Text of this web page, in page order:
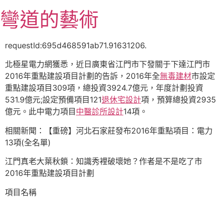
至
主
容
彎道的藝術
requestId:695d468591ab71.91631206.
北極星電力網獲悉，近日廣東省江門市下發關于下達江門市
2016年重點建設項目計劃的告訴，2016年全無毒建材市設定
重點建設項目309項，總投資3924.7億元，年度計劃投資
531.9億元;設定預備項目121退休宅設計項，預算總投資2935
億元。此中電力項目 中醫診所設計14項。
相關新聞：【重磅】河北石家莊發布2016年重點項目：電力
13項(全名單)
江門真老大葉秋鎖：知識秀裡破壞她？作者是不是吃了市
2016年重點建設項目計劃
項目名稱